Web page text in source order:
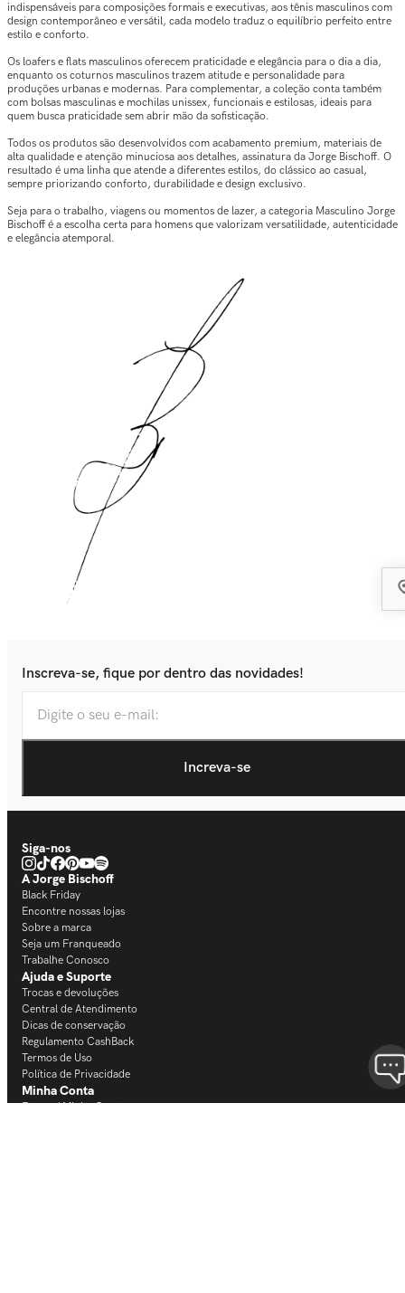
indispensáveis para composições formais e executivas, aos tênis masculinos com
design contemporâneo e versátil, cada modelo traduz o equilíbrio perfeito entre
estilo e conforto.
Os loafers e flats masculinos oferecem praticidade e elegância para o dia a dia,
enquanto os coturnos masculinos trazem atitude e personalidade para
produções urbanas e modernas. Para complementar, a coleção conta também
com bolsas masculinas e mochilas unissex, funcionais e estilosas, ideais para
quem busca praticidade sem abrir mão da sofisticação.
Todos os produtos são desenvolvidos com acabamento premium, materiais de
alta qualidade e atenção minuciosa aos detalhes, assinatura da Jorge Bischoff. O
resultado é uma linha que atende a diferentes estilos, do clássico ao casual,
sempre priorizando conforto, durabilidade e design exclusivo.
Seja para o trabalho, viagens ou momentos de lazer, a categoria Masculino Jorge
Bischoff é a escolha certa para homens que valorizam versatilidade, autenticidade
e elegância atemporal.
Inscreva-se, fique por dentro das novidades!
Siga-nos
A Jorge Bischoff
Black Friday
Encontre nossas lojas
Sobre a marca
Seja um Franqueado
Trabalhe Conosco
Ajuda e Suporte
Trocas e devoluções
Central de Atendimento
Dicas de conservação
Regulamento CashBack
Termos de Uso
Política de Privacidade
Minha Conta
Entrar / Minha Conta